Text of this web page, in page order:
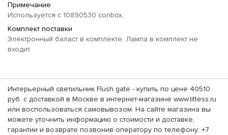
Примечание
Используется с 10890530 conbox.
Комплект поставки
Электронный баласт в комплекте. Лампа в комплект не
входит.
Интерьерный светильник Flush gate - купить по цене 40510
руб. с доставкой в Москве в интернет-магазине www.littess.ru
или воспользоваться самовывозом. На сайте магазина вы
можете уточнить информацию о стоимости и доставке,
гарантии и возврате позвонив оператору по телефону: +7